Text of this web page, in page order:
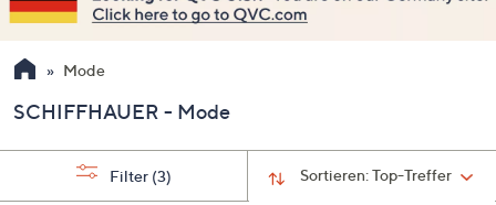
sind,
verwenden
Sie
Pfeiltasten
nach
und
Mode
SCHIFFHAUER - Mode
Sortieren:Top-Treffer
Filter (3)